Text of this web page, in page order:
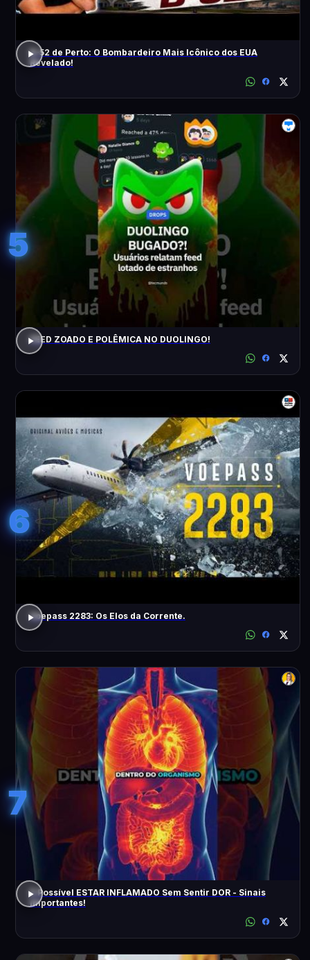
B-52 de Perto: O Bombardeiro Mais Icônico dos EUA
Revelado!
5
FEED ZOADO E POLÊMICA NO DUOLINGO!
6
Voepass 2283: Os Elos da Corrente.
7
É Possível ESTAR INFLAMADO Sem Sentir DOR - Sinais
Importantes!